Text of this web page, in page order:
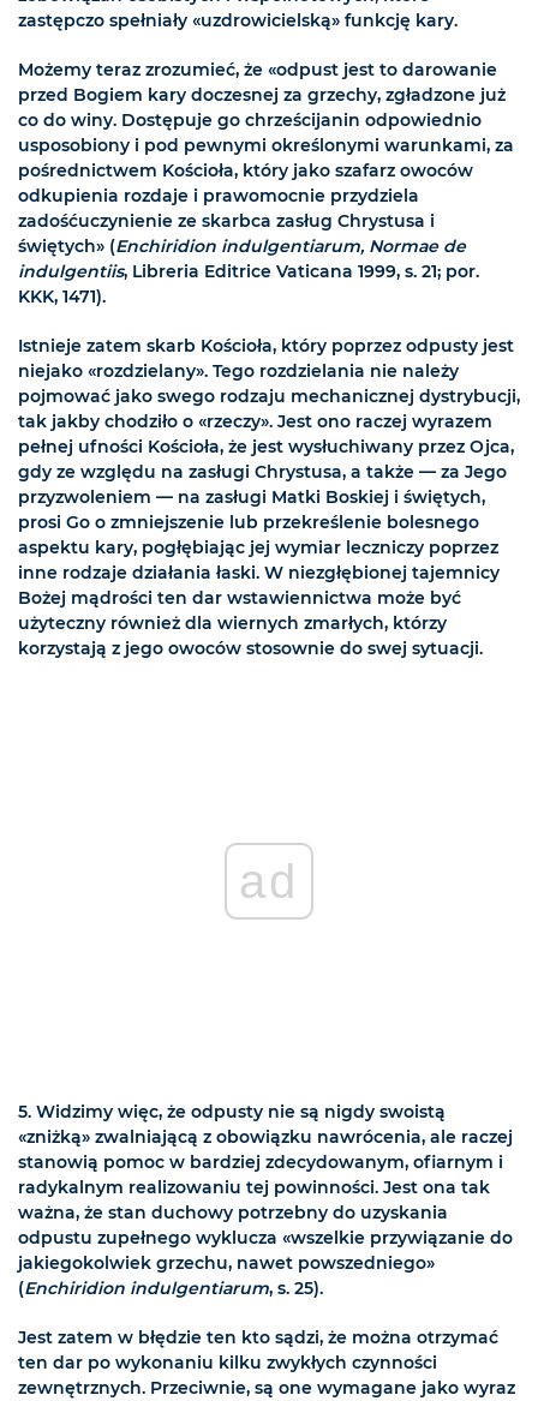
zastępczo spełniały «uzdrowicielską» funkcję kary.
Możemy teraz zrozumieć, że «odpust jest to darowanie
przed Bogiem kary doczesnej za grzechy, zgładzone już
co do winy. Dostępuje go chrześcijanin odpowiednio
usposobiony i pod pewnymi określonymi warunkami, za
pośrednictwem Kościoła, który jako szafarz owoców
odkupienia rozdaje i prawomocnie przydziela
zadośćuczynienie ze skarbca zasług Chrystusa i
świętych» (Enchiridion indulgentiarum, Normae de
indulgentiis, Libreria Editrice Vaticana 1999, s. 21; por.
KKK, 1471).
Istnieje zatem skarb Kościoła, który poprzez odpusty jest
niejako «rozdzielany». Tego rozdzielania nie należy
pojmować jako swego rodzaju mechanicznej dystrybucji,
tak jakby chodziło o «rzeczy». Jest ono raczej wyrazem
pełnej ufności Kościoła, że jest wysłuchiwany przez Ojca,
gdy ze względu na zasługi Chrystusa, a także — za Jego
przyzwoleniem — na zasługi Matki Boskiej i świętych,
prosi Go o zmniejszenie lub przekreślenie bolesnego
aspektu kary, pogłębiając jej wymiar leczniczy poprzez
inne rodzaje działania łaski. W niezgłębionej tajemnicy
Bożej mądrości ten dar wstawiennictwa może być
użyteczny również dla wiernych zmarłych, którzy
korzystają z jego owoców stosownie do swej sytuacji.
ad
5. Widzimy więc, że odpusty nie są nigdy swoistą
«zniżką» zwalniającą z obowiązku nawrócenia, ale raczej
stanowią pomoc w bardziej zdecydowanym, ofiarnym i
radykalnym realizowaniu tej powinności. Jest ona tak
ważna, że stan duchowy potrzebny do uzyskania
odpustu zupełnego wyklucza «wszelkie przywiązanie do
jakiegokolwiek grzechu, nawet powszedniego»
(Enchiridion indulgentiarum, s. 25).
Jest zatem w błędzie ten kto sądzi, że można otrzymać
ten dar po wykonaniu kilku zwykłych czynności
zewnętrznych. Przeciwnie, są one wymagane jako wyraz